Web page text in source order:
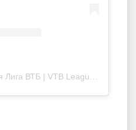
A post shared by Единая Лига ВТБ | VTB League (@vtbleague)